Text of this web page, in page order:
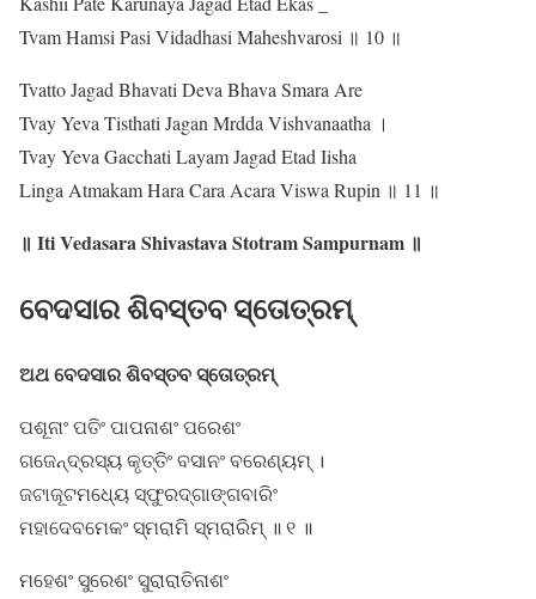
Tvam Hamsi Pasi Vidadhasi Maheshvarosi ॥ 10 ॥
Tvatto Jagad Bhavati Deva Bhava Smara Are
Tvay Yeva Tisthati Jagan Mrdda Vishvanaatha ।
Tvay Yeva Gacchati Layam Jagad Etad Iisha
Linga Atmakam Hara Cara Acara Viswa Rupin ॥ 11 ॥
॥ Iti Vedasara Shivastava Stotram Sampurnam ॥
ବେଦସାର ଶିବସ୍ତବ ସ୍ତୋତ୍ରମ୍
ଅଥ ବେଦସାର ଶିବସ୍ତବ ସ୍ତୋତ୍ରମ୍
ପଶୂନାଂ ପତିଂ ପାପନାଶଂ ପରେଶଂ
ଗଜେନ୍ଦ୍ରସ୍ୟ କୃତ୍ତିଂ ବସାନଂ ବରେଣ୍ୟମ୍ ।
ଜଟାଜୂଟମଧ୍ୟେ ସ୍ଫୁରଦ୍ଗାଙ୍ଗବାରିଂ
ମହାଦେବମେକଂ ସ୍ମରାମି ସ୍ମରାରିମ୍ ॥ ୧ ॥
ମହେଶଂ ସୁରେଶଂ ସୁରାରାତିନାଶଂ